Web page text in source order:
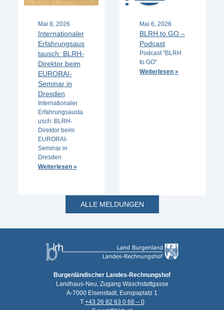
Mai 8, 2026
Internationaler
Erfahrungsaus
tausch: BLRH-
Direktor beim
EURORAI-
Seminar in
Dresden
Internationaler
Erfahrungsausta
usch: BLRH-
Direktor beim
EURORAI-
Seminar in
Dresden
Weiterlesen »
Mai 6, 2026
BLRH to GO –
Podcast
Podcast "BLRH
to GO"
Weiterlesen »
ALLE MELDUNGEN
Burgenländischer Landes-Rechnungshof
Landhaus-Neu, Zugang Waschstattgasse
A-7000 Eisenstadt, Europaplatz 1
T +43 26 82 63 0 66 – 0